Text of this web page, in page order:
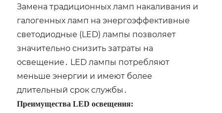
Замена традиционных ламп накаливания и
галогенных ламп на энергоэффективные
светодиодные (LED) лампы позволяет
значительно снизить затраты на
освещение․ LED лампы потребляют
меньше энергии и имеют более
длительный срок службы․
Преимущества LED освещения: